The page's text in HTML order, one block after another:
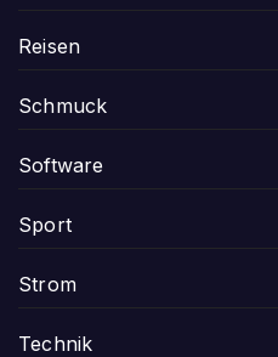
Reisen
Schmuck
Software
Sport
Strom
Technik